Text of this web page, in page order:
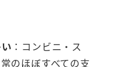
：コンビニ・ス
のほぼすべての支